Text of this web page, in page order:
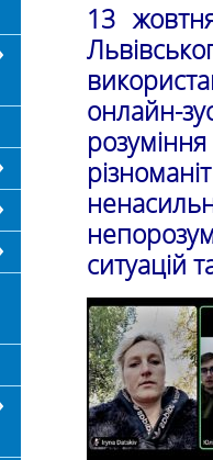
13
онлайн-
ситуацій